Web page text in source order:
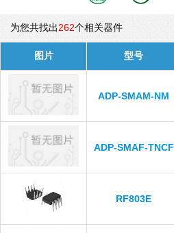
为您共找出262个相关器件
图片 型号
ADP-SMAM-NM
ADP-SMAF-TNCF
RF803E